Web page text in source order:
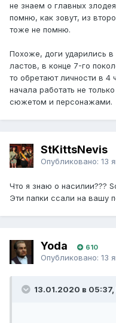
не знаем о главных
помню, как зовут, из
тоже не помню.
Похоже, доги ударились
ластов, в конце 7-го
то обретают личности в 4
начала работать не
сюжетом и персонажами.
StKittsNevis
Опубликовано: 13
Что я знаю о насилии???
Эти папки ссали на вашу
Yoda 610
Опубликовано: 13
13.01.2020 в 05:37,